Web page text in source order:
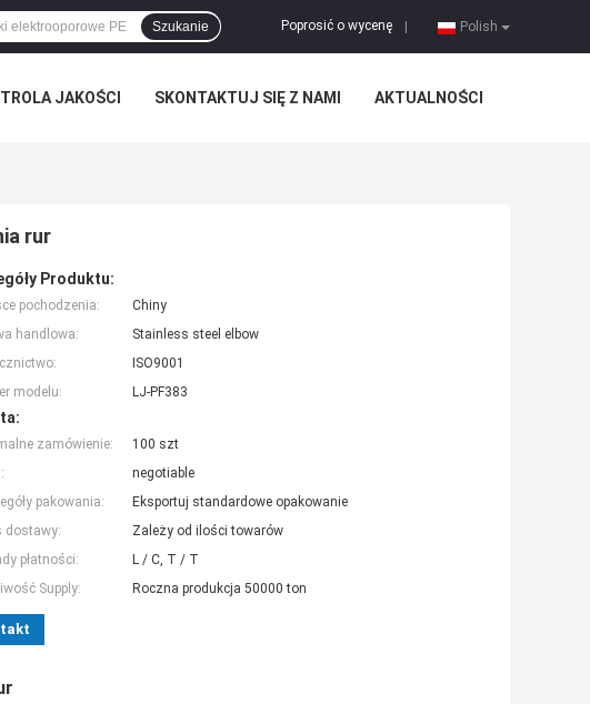
Polish
Poprosić o wycenę
Szukanie
JAKOŚCI SKONTAKTUJ SIĘ Z NAMI AKTUALNOŚCI
rur
Produktu:
pochodzenia:
Chiny
handlowa:
Stainless steel elbow
ISO9001
modelu:
LJ-PF383
zamówienie:
100 szt
negotiable
pakowania:
Eksportuj standardowe opakowanie
dostawy:
Zależy od ilości towarów
płatności:
L / C, T / T
Supply:
Roczna produkcja 50000 ton